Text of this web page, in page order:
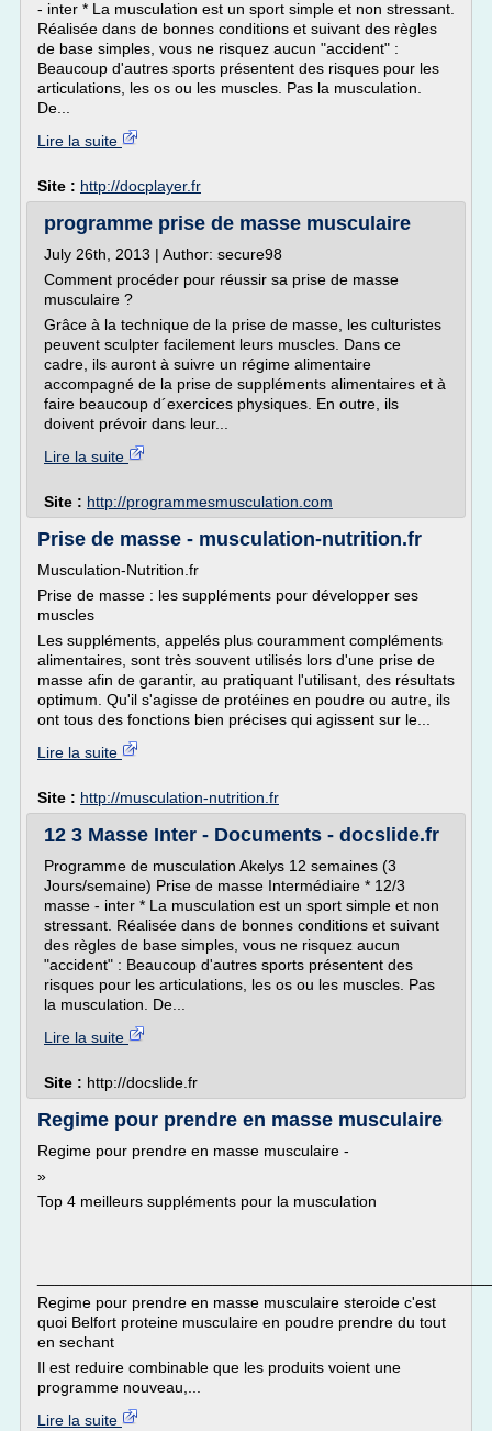
- inter * La musculation est un sport simple et non stressant.
Réalisée dans de bonnes conditions et suivant des règles
de base simples, vous ne risquez aucun "accident" :
Beaucoup d'autres sports présentent des risques pour les
articulations, les os ou les muscles. Pas la musculation.
De...
Lire la suite
Site : http://docplayer.fr
programme prise de masse musculaire
July 26th, 2013 | Author: secure98
Comment procéder pour réussir sa prise de masse
musculaire ?
Grâce à la technique de la prise de masse, les culturistes
peuvent sculpter facilement leurs muscles. Dans ce
cadre, ils auront à suivre un régime alimentaire
accompagné de la prise de suppléments alimentaires et à
faire beaucoup d´exercices physiques. En outre, ils
doivent prévoir dans leur...
Lire la suite
Site : http://programmesmusculation.com
Prise de masse - musculation-nutrition.fr
Musculation-Nutrition.fr
Prise de masse : les suppléments pour développer ses
muscles
Les suppléments, appelés plus couramment compléments
alimentaires, sont très souvent utilisés lors d'une prise de
masse afin de garantir, au pratiquant l'utilisant, des résultats
optimum. Qu'il s'agisse de protéines en poudre ou autre, ils
ont tous des fonctions bien précises qui agissent sur le...
Lire la suite
Site : http://musculation-nutrition.fr
12 3 Masse Inter - Documents - docslide.fr
Programme de musculation Akelys 12 semaines (3
Jours/semaine) Prise de masse Intermédiaire * 12/3
masse - inter * La musculation est un sport simple et non
stressant. Réalisée dans de bonnes conditions et suivant
des règles de base simples, vous ne risquez aucun
"accident" : Beaucoup d'autres sports présentent des
risques pour les articulations, les os ou les muscles. Pas
la musculation. De...
Lire la suite
Site : http://docslide.fr
Regime pour prendre en masse musculaire
Regime pour prendre en masse musculaire -
»
Top 4 meilleurs suppléments pour la musculation
Regime pour prendre en masse musculaire steroide c'est
quoi Belfort proteine musculaire en poudre prendre du tout
en sechant
Il est reduire combinable que les produits voient une
programme nouveau,...
Lire la suite